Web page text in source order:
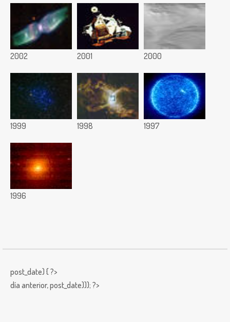
2002 2001 2000
1999 1998 1997
1996
post_date) { ?>
día anterior,post_date))); ?>